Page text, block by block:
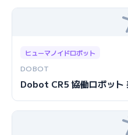
ヒューマノイドロボット
DOBOT
Dobot CR5 協働ロボット